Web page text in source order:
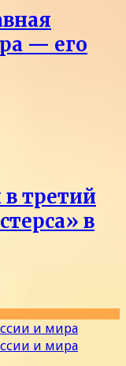
— его
третий
в